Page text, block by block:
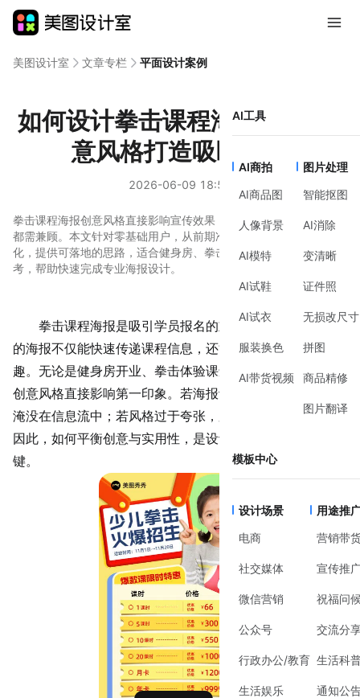
AI工具
AI商拍
AI商品图
人像背景
AI模特
AI试鞋
AI试衣
服装换色
AI带货视频
图片处理
智能抠图
AI消除
变清晰
证件照
无损改尺寸
拼图
商品精修
图片翻译
模板中心
设计场景
电商
社交媒体
微信营销
公众号
行政办公/教育
生活娱乐
用途推
营销带
宣传推
祝福问
交流分
生活科
通知公
美图设计室 文章专栏 平面设计案例
如何设计拳击课程海报？5种创
意风格打造吸睛视觉
2026-06-09 18:59
拳击课程海报创意风格直接影响宣传效果，从视觉冲击到信息传递
都需兼顾。本文针对零基础用户，从前期准备、制作方法到风格优
化，提供可落地的思路，适合健身房、拳击教练或活动策划者参
考，帮助快速完成专业海报设计。
拳击课程海报是吸引学员报名的重要工具，一张有创意
的海报不仅能快速传递课程信息，还能通过视觉冲击激发兴
趣。无论是健身房开业 、拳击体验课还是赛事宣传，海报的
创意风格直接影响第一印象。若海报设计过于普通，容易被
淹没在信息流中；若风格过于夸张，又可能偏离专业调性。
因此，如何平衡创意与实用性，是设计拳击课程海报的关
键。